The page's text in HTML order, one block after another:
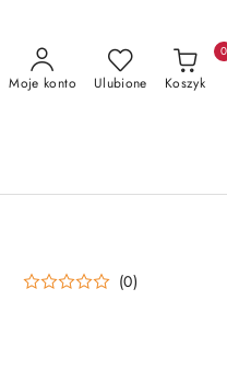
Moje konto Ulubione Koszyk
0
(0)